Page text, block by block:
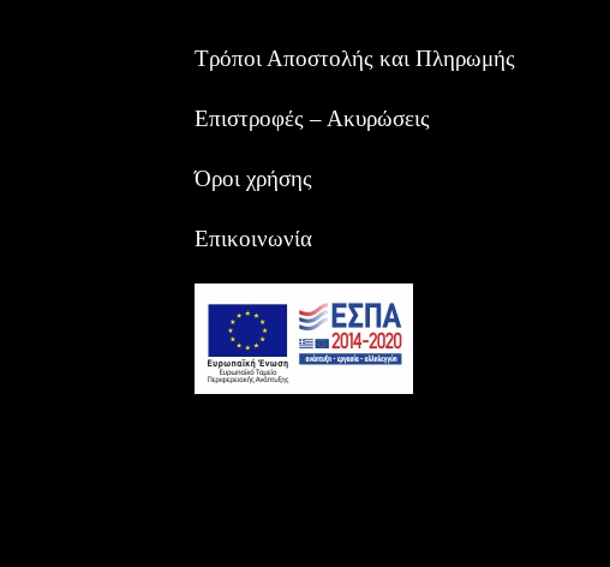
Τρόποι Αποστολής και Πληρωμής
Επιστροφές – Ακυρώσεις
Όροι χρήσης
Επικοινωνία